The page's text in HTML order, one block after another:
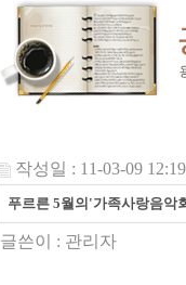
작성일 : 11-03-09 12:19
푸르른 5월의'가족사랑음악
글쓴이 : 관리자